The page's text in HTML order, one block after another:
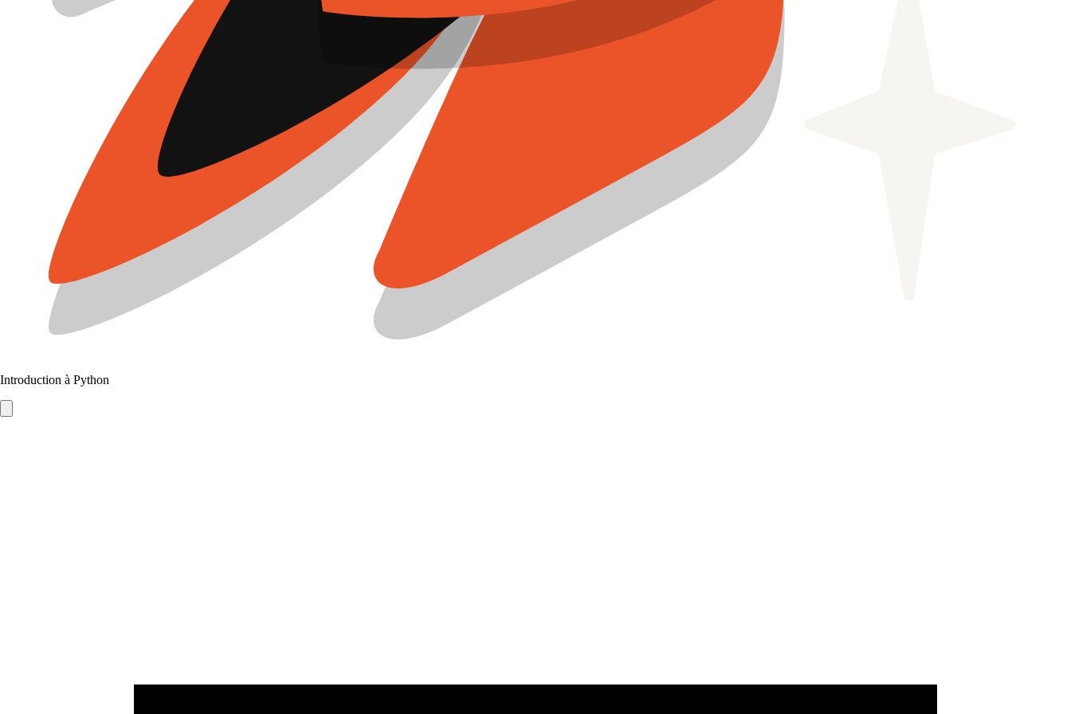
Introduction à Python